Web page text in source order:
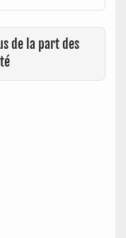
de la part des